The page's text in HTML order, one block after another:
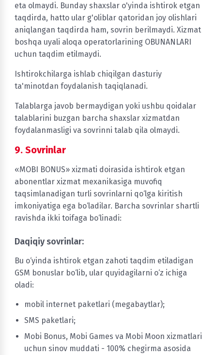
eta olmaydi. Bunday shaxslar o'yinda ishtirok etgan
taqdirda, hatto ular g'oliblar qatoridan joy olishlari
aniqlangan taqdirda ham, sovrin berilmaydi. Xizmat
boshqa uyali aloqa operatorlarining OBUNANLARI
uchun taqdim etilmaydi.
Ishtirokchilarga ishlab chiqilgan dasturiy
ta'minotdan foydalanish taqiqlanadi.
Talablarga javob bermaydigan yoki ushbu qoidalar
talablarini buzgan barcha shaxslar xizmatdan
foydalanmasligi va sovrinni talab qila olmaydi.
9. Sovrinlar
«MOBI BONUS» xizmati doirasida ishtirok etgan
abonentlar xizmat mexanikasiga muvofiq
taqsimlanadigan turli sovrinlarni qo‘lga kiritish
imkoniyatiga ega bo‘ladilar. Barcha sovrinlar shartli
ravishda ikki toifaga bo‘linadi:
Daqiqiy sovrinlar:
Bu o‘yinda ishtirok etgan zahoti taqdim etiladigan
GSM bonuslar bo‘lib, ular quyidagilarni o‘z ichiga
oladi:
mobil internet paketlari (megabaytlar);
SMS paketlari;
Mobi Bonus, Mobi Games va Mobi Moon xizmatlari
uchun sinov muddati - 100% chegirma asosida